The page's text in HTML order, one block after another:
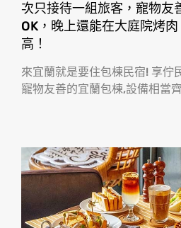
次只接待一組旅客，寵物友
OK，晚上還能在大庭院烤
高！
來宜蘭就是要住包棟民宿! 享佇
寵物友善的宜蘭包棟,設備相當